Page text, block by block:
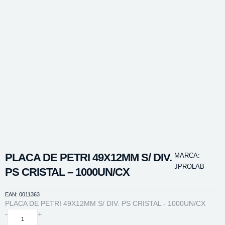
PLACA DE PETRI 49X12MM S/ DIV.
PS CRISTAL – 1000UN/CX
MARCA:
JPROLAB
EAN: 0011363
PLACA DE PETRI 49X12MM S/ DIV. PS CRISTAL - 1000UN/CX
-
PLACA
+